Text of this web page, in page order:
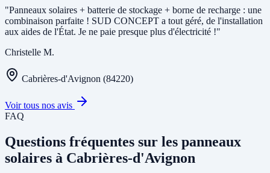
"Panneaux solaires + batterie de stockage + borne de recharge : une
combinaison parfaite ! SUD CONCEPT a tout géré, de l'installation
aux aides de l'État. Je ne paie presque plus d'électricité !"
Christelle M.
Cabrières-d'Avignon (84220)
Voir tous nos avis
FAQ
Questions fréquentes sur les panneaux
solaires à Cabrières-d'Avignon